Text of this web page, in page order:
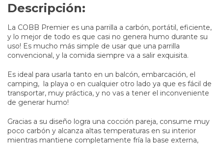
Descripción:
La COBB Premier es una parrilla a carbón, portátil, eficiente,
y lo mejor de todo es que casi no genera humo durante su
uso! Es mucho más simple de usar que una parrilla
convencional, y la comida siempre va a salir exquisita.
Es ideal para usarla tanto en un balcón, embarcación, el
camping, la playa o en cualquier otro lado ya que es fácil de
transportar, muy práctica, y no vas a tener el inconveniente
de generar humo!
Gracias a su diseño logra una cocción pareja, consume muy
poco carbón y alcanza altas temperaturas en su interior
mientras mantiene completamente fría la base externa,